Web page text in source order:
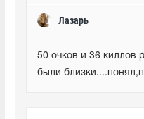
Лазарь
50 очков и 36 киллов
были